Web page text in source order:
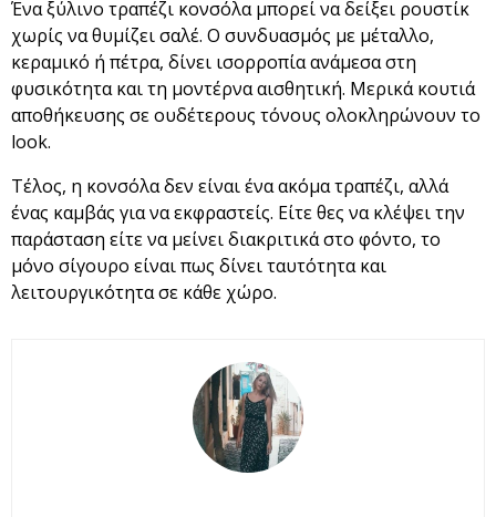
Ένα ξύλινο τραπέζι κονσόλα μπορεί να δείξει ρουστίκ
χωρίς να θυμίζει σαλέ. Ο συνδυασμός με μέταλλο,
κεραμικό ή πέτρα, δίνει ισορροπία ανάμεσα στη
φυσικότητα και τη μοντέρνα αισθητική. Μερικά κουτιά
αποθήκευσης σε ουδέτερους τόνους ολοκληρώνουν το
look.
Τέλος, η κονσόλα δεν είναι ένα ακόμα τραπέζι, αλλά
ένας καμβάς για να εκφραστείς. Είτε θες να κλέψει την
παράσταση είτε να μείνει διακριτικά στο φόντο, το
μόνο σίγουρο είναι πως δίνει ταυτότητα και
λειτουργικότητα σε κάθε χώρο.